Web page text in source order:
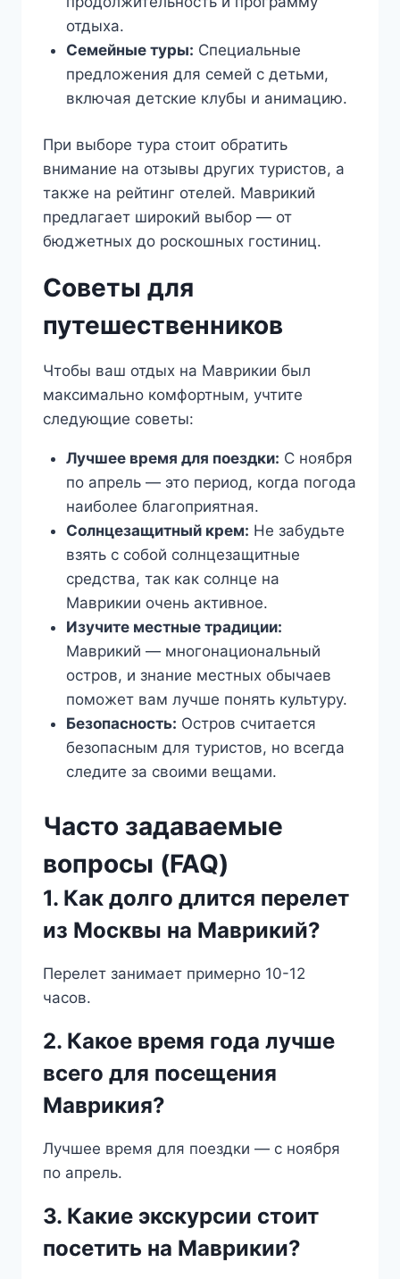
отдыха.
Семейные туры: Специальные
предложения для семей с детьми,
включая детские клубы и анимацию.
При выборе тура стоит обратить
внимание на отзывы других туристов, а
также на рейтинг отелей. Маврикий
предлагает широкий выбор — от
бюджетных до роскошных гостиниц.
Советы для
путешественников
Чтобы ваш отдых на Маврикии был
максимально комфортным, учтите
следующие советы:
Лучшее время для поездки: С ноября
по апрель — это период, когда погода
наиболее благоприятная.
Солнцезащитный крем: Не забудьте
взять с собой солнцезащитные
средства, так как солнце на
Маврикии очень активное.
Изучите местные традиции:
Маврикий — многонациональный
остров, и знание местных обычаев
поможет вам лучше понять культуру.
Безопасность: Остров считается
безопасным для туристов, но всегда
следите за своими вещами.
Часто задаваемые
вопросы (FAQ)
1. Как долго длится перелет
из Москвы на Маврикий?
Перелет занимает примерно 10-12
часов.
2. Какое время года лучше
всего для посещения
Маврикия?
Лучшее время для поездки — с ноября
по апрель.
3. Какие экскурсии стоит
посетить на Маврикии?